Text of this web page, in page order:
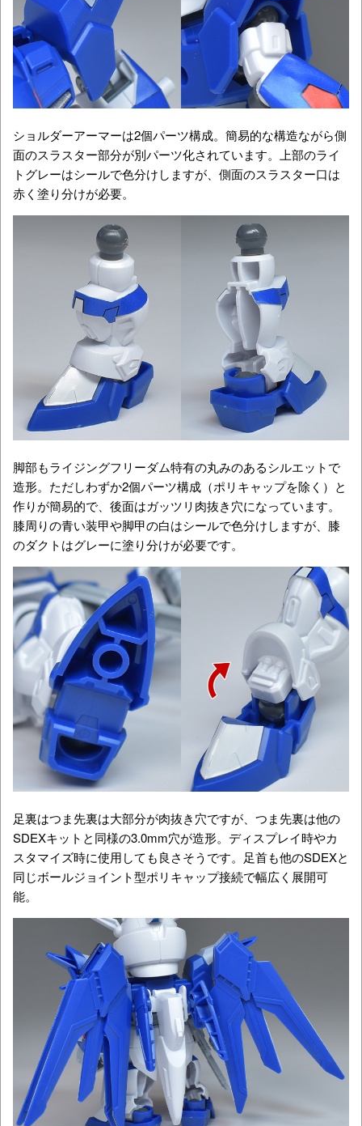
ショルダーアーマーは2個パーツ構成。簡易的な構造ながら側
面のスラスター部分が別パーツ化されています。上部のライ
トグレーはシールで色分けしますが、側面のスラスター口は
赤く塗り分けが必要。
脚部もライジングフリーダム特有の丸みのあるシルエットで
造形。ただしわずか2個パーツ構成（ポリキャップを除く）と
作りが簡易的で、後面はガッツリ肉抜き穴になっています。
膝周りの青い装甲や脚甲の白はシールで色分けしますが、膝
のダクトはグレーに塗り分けが必要です。
足裏はつま先裏は大部分が肉抜き穴ですが、つま先裏は他の
SDEXキットと同様の3.0mm穴が造形。ディスプレイ時やカ
スタマイズ時に使用しても良さそうです。足首も他のSDEXと
同じボールジョイント型ポリキャップ接続で幅広く展開可
能。